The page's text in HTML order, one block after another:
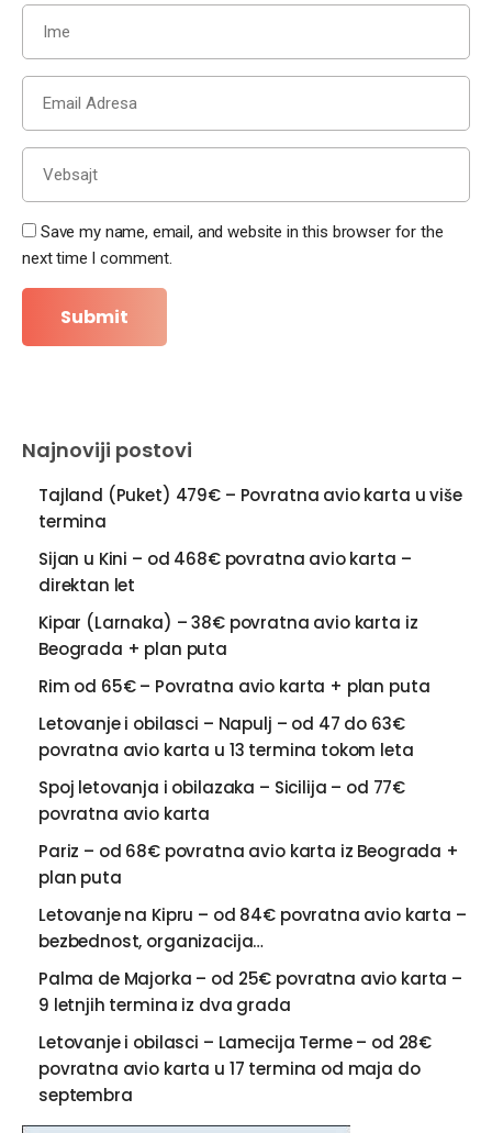
Save my name, email, and website in this browser for the
next time I comment.
Najnoviji postovi
Tajland (Puket) 479€ – Povratna avio karta u više
termina
Sijan u Kini – od 468€ povratna avio karta –
direktan let
Kipar (Larnaka) – 38€ povratna avio karta iz
Beograda + plan puta
Rim od 65€ – Povratna avio karta + plan puta
Letovanje i obilasci – Napulj – od 47 do 63€
povratna avio karta u 13 termina tokom leta
Spoj letovanja i obilazaka – Sicilija – od 77€
povratna avio karta
Pariz – od 68€ povratna avio karta iz Beograda +
plan puta
Letovanje na Kipru – od 84€ povratna avio karta –
bezbednost, organizacija…
Palma de Majorka – od 25€ povratna avio karta –
9 letnjih termina iz dva grada
Letovanje i obilasci – Lamecija Terme – od 28€
povratna avio karta u 17 termina od maja do
septembra